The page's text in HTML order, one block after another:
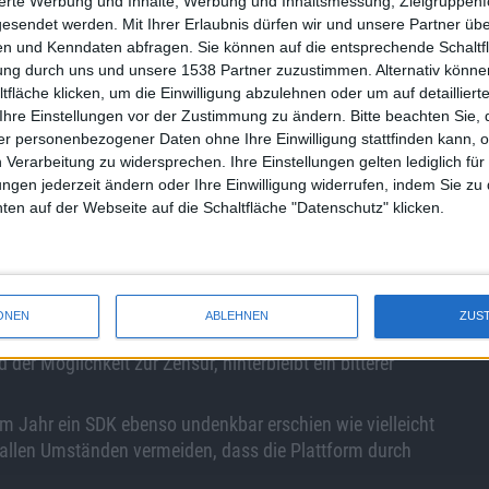
werden.
Mit Ihrer Erlaubnis dürfen wir und unsere Partner
und Kenndaten abfragen. Sie können auf die entsprechende
durch uns und unsere 1538 Partner zuzustimmen. Alternativ
klicken, um die Einwilligung abzulehnen oder um auf
Einstellungen vor der Zustimmung zu ändern.
Bitte beachten Sie,
personenbezogener Daten ohne Ihre Einwilligung stattfinden kann,
Verarbeitung zu widersprechen. Ihre Einstellungen gelten lediglich
jederzeit ändern oder Ihre Einwilligung widerrufen, indem Sie zu
auf der Webseite auf die Schaltfläche "Datenschutz" klicken.
ABLEHNEN
iPhone, aber das Mobile Safari Pornoseiten oder
bekannt. Zusätzlich Würze bekommt das Thema, wenn
iPhone-Software ist, denn mit dem Hinweis auf
bannen.
die kommenden Monate zeigen. Im Auge behalten
(technische) Limitierungen, die bestimmte
machen. Der App Store ist eine gute Möglichkeit für
zugänglich zu machen. Selbst mit 1-Dollar-Applikationen
machen. Überdenken sollte Apple den App Store als
Möglichkeit zur Zensur, hinterbleibt ein bitterer
Jahr ein SDK ebenso undenkbar erschien wie vielleicht
Umständen vermeiden, dass die Plattform durch